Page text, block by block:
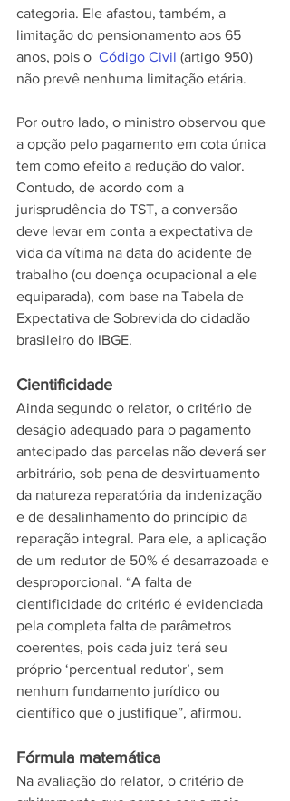
categoria. Ele afastou, também, a
limitação do pensionamento aos 65
anos, pois o Código Civil (artigo 950)
não prevê nenhuma limitação etária.
Por outro lado, o ministro observou que
a opção pelo pagamento em cota única
tem como efeito a redução do valor.
Contudo, de acordo com a
jurisprudência do TST, a conversão
deve levar em conta a expectativa de
vida da vítima na data do acidente de
trabalho (ou doença ocupacional a ele
equiparada), com base na Tabela de
Expectativa de Sobrevida do cidadão
brasileiro do IBGE.
Cientificidade
Ainda segundo o relator, o critério de
deságio adequado para o pagamento
antecipado das parcelas não deverá ser
arbitrário, sob pena de desvirtuamento
da natureza reparatória da indenização
e de desalinhamento do princípio da
reparação integral. Para ele, a aplicação
de um redutor de 50% é desarrazoada e
desproporcional. “A falta de
cientificidade do critério é evidenciada
pela completa falta de parâmetros
coerentes, pois cada juiz terá seu
próprio ‘percentual redutor’, sem
nenhum fundamento jurídico ou
científico que o justifique”, afirmou.
Fórmula matemática
Na avaliação do relator, o critério de